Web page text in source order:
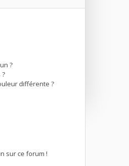
?
différente ?
sur ce forum !